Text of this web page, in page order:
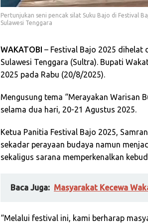
Pertunjukan seni pencak silat Suku Bajo di Festival
Sulawesi Tenggara
WAKATOBI – Festival Bajo 2025 dihelat
Sulawesi Tenggara (Sultra). Bupati
2025 pada Rabu (20/8/2025).
Mengusung tema “Merayakan Warisan
selama dua hari, 20-21 Agustus 2025.
Ketua Panitia Festival Bajo 2025,
sekadar perayaan budaya namun
sekaligus sarana memperkenalkan
Baca Juga: Masyarakat Kecewa
“Melalui festival ini, kami berharap